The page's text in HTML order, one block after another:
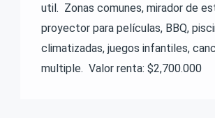
util. Zonas comunes, mirador de
proyector para películas, BBQ,
climatizadas, juegos infantiles,
multiple. Valor renta: $2,700.000